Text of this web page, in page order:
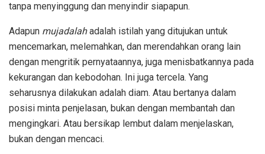
tanpa menyinggung dan menyindir siapapun.
Adapun mujadalahadalah istilah yang ditujukan untuk
mencemarkan, melemahkan, dan merendahkan orang lain
dengan mengritik pernyataannya, juga menisbatkannya pada
kekurangan dan kebodohan. Ini juga tercela. Yang
seharusnya dilakukan adalah diam. Atau bertanya dalam
posisi minta penjelasan, bukan dengan membantah dan
mengingkari. Atau bersikap lembut dalam menjelaskan,
bukan dengan mencaci.